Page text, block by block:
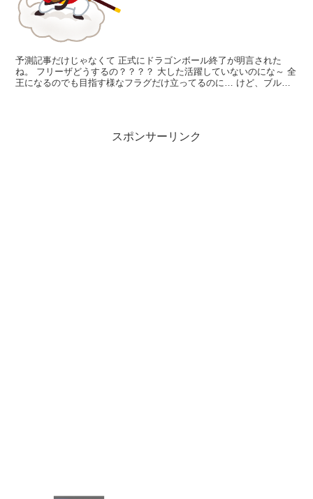
予測記事だけじゃなくて 正式にドラゴンボール終了が明言された
ね。 フリーザどうするの？？？？ 大した活躍していないのにな～ 全
王になるのでも目指す様なフラグだけ立ってるのに… けど、ブルマ
スポンサーリンク